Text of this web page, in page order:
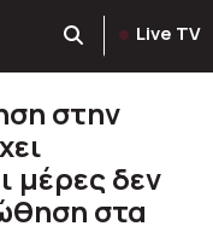
Live TV
στην
μέρες δεν
στα